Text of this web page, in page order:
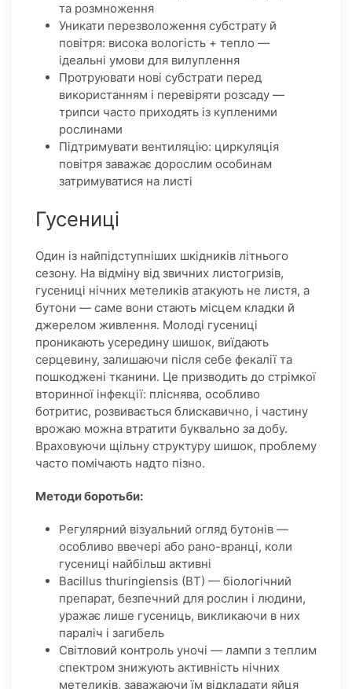
та розмноження
Уникати перезволоження субстрату й
повітря: висока вологість + тепло —
ідеальні умови для вилуплення
Протруювати нові субстрати перед
використанням і перевіряти розсаду —
трипси часто приходять із купленими
рослинами
Підтримувати вентиляцію: циркуляція
повітря заважає дорослим особинам
затримуватися на листі
Гусениці
Один із найпідступніших шкідників літнього
сезону. На відміну від звичних листогризів,
гусениці нічних метеликів атакують не листя, а
бутони — саме вони стають місцем кладки й
джерелом живлення. Молоді гусениці
проникають усередину шишок, виїдають
серцевину, залишаючи після себе фекалії та
пошкоджені тканини. Це призводить до стрімкої
вторинної інфекції: пліснява, особливо
ботритис, розвивається блискавично, і частину
врожаю можна втратити буквально за добу.
Враховуючи щільну структуру шишок, проблему
часто помічають надто пізно.
Методи боротьби:
Регулярний візуальний огляд бутонів —
особливо ввечері або рано-вранці, коли
гусениці найбільш активні
Bacillus thuringiensis (BT) — біологічний
препарат, безпечний для рослин і людини,
уражає лише гусениць, викликаючи в них
параліч і загибель
Світловий контроль уночі — лампи з теплим
спектром знижують активність нічних
метеликів, заважаючи їм відкладати яйця